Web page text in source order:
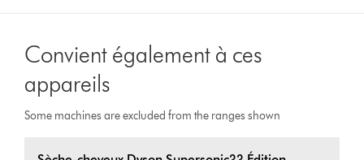
Convient également à ces
appareils
Some machines are excluded from the ranges shown